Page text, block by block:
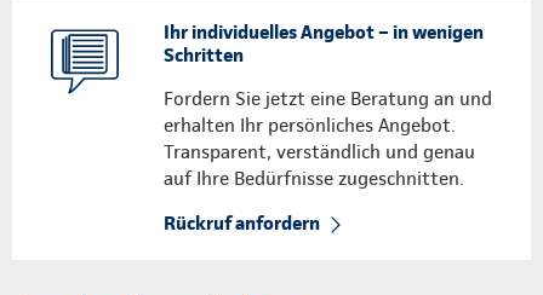
Ihr individuelles Angebot – in wenigen
Schritten
Fordern Sie jetzt eine Beratung an und
erhalten Ihr persönliches Angebot.
Transparent, verständlich und genau
auf Ihre Bedürfnisse zugeschnitten.
Rückruf anfordern